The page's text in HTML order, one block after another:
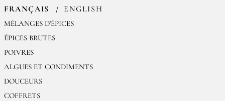
FRANÇAIS ENGLISH
MÉLANGES D'ÉPICES
ÉPICES BRUTES
POIVRES
ALGUES ET CONDIMENTS
DOUCEURS
COFFRETS